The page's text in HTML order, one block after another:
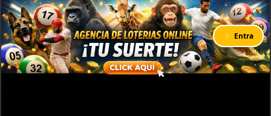
⚡ Entra